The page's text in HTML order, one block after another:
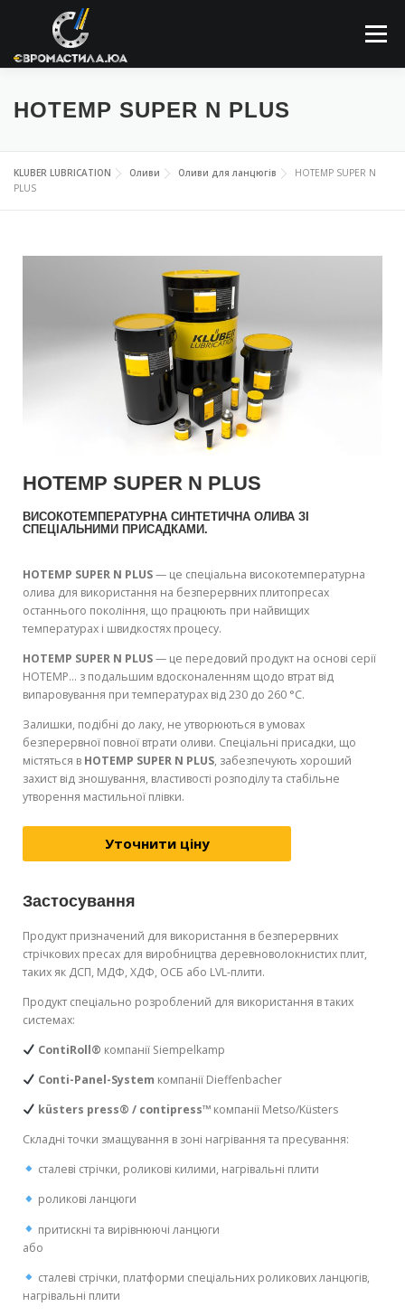
Меню
ПРО КОМПАНІЮ МАСТИЛЬНІ МАТЕРІАЛИ
ЗАСТОСОВУННЯ НОВИНИ КОНТАКТИ
HOTEMP SUPER N PLUS
KLUBER LUBRICATION Оливи Оливи для ланцюгів
HOTEMP SUPER N
PLUS
HOTEMP SUPER N PLUS
ВИСОКОТЕМПЕРАТУРНА СИНТЕТИЧНА ОЛИВА ЗІ
СПЕЦІАЛЬНИМИ ПРИСАДКАМИ.
HOTEMP SUPER N PLUS— це спеціальна високотемпературна
олива для використання на безперервних плитопресах
останнього покоління, що працюють при найвищих
температурах і швидкостях процесу.
HOTEMP SUPER N PLUS— це передовий продукт на основі серії
HOTEMP… з подальшим вдосконаленням щодо втрат від
випаровування при температурах від 230 до 260 °C.
Залишки, подібні до лаку, не утворюються в умовах
безперервної повної втрати оливи. Спеціальні присадки, що
містяться в HOTEMP SUPER N PLUS, забезпечують хороший
захист від зношування, властивості розподілу та стабільне
утворення мастильної плівки.
Уточнити ціну
Застосування
Продукт призначений для використання в безперервних
стрічкових пресах для виробництва деревноволокнистих плит,
таких як ДСП, МДФ, ХДФ, ОСБ або LVL-плити.
Продукт спеціально розроблений для використання в таких
системах:
ContiRoll® компанії Siempelkamp
Conti-Panel-System компанії Dieffenbacher
küsters press® / contipress™компанії Metso/Küsters
Складні точки змащування в зоні нагрівання та пресування:
сталеві стрічки, роликові килими, нагрівальні плити
роликові ланцюги
притискні та вирівнюючі ланцюги
або
сталеві стрічки, платформи спеціальних роликових ланцюгів,
нагрівальні плити